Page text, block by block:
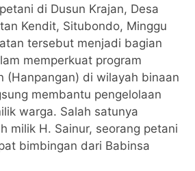
di Dusun Krajan, Desa
Kendit, Situbondo, Minggu
tersebut menjadi bagian
memperkuat program
(Hanpangan) di wilayah binaan
membantu pengelolaan
warga. Salah satunya
milik H. Sainur, seorang petani
bimbingan dari Babinsa